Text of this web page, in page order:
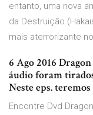
entanto, uma nova
da Destruição
mais aterrorizante
6 Ago 2016
áudio foram
Neste eps.
Encontre Dvd